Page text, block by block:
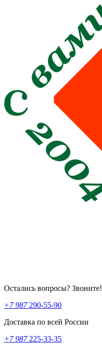
Остались вопросы? Звоните!
+7 987290-55-90
Доставка по всей России
+7 987225-33-35